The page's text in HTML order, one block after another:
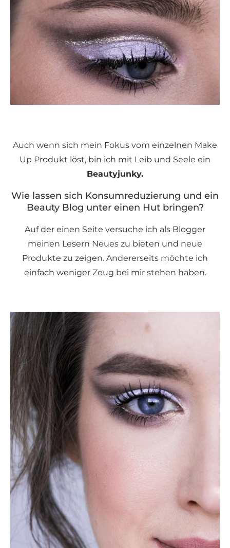
Auch wenn sich mein Fokus vom einzelnen Make
Up Produkt löst, bin ich mit Leib und Seele ein
Beautyjunky.
Wie lassen sich Konsumreduzierung und ein
Beauty Blog unter einen Hut bringen?
Auf der einen Seite versuche ich als Blogger
meinen Lesern Neues zu bieten und neue
Produkte zu zeigen. Andererseits möchte ich
einfach weniger Zeug bei mir stehen haben.